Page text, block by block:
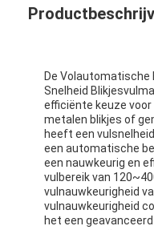
De Volautomatische
Snelheid
efficiënte keuze voor
metalen blikjes of
heeft een
een automatische
een nauwkeurig en
vulbereik van
vulnauwkeurigheid
vulnauwkeurigheid
het een